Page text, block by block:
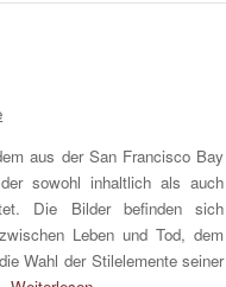
aus der San Francisco Bay
sowohl inhaltlich als auch
Die Bilder befinden sich
Leben und Tod, dem
Wahl der Stilelemente seiner